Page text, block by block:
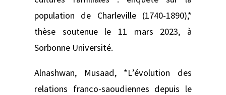
population de Charleville (1740-1890),*
thèse soutenue le 11 mars 2023, à
Sorbonne Université.
Alnashwan, Musaad, *L’évolution des
relations franco-saoudiennes depuis le